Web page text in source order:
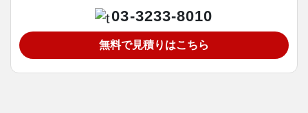
03-3233-8010
無料で見積りはこちら